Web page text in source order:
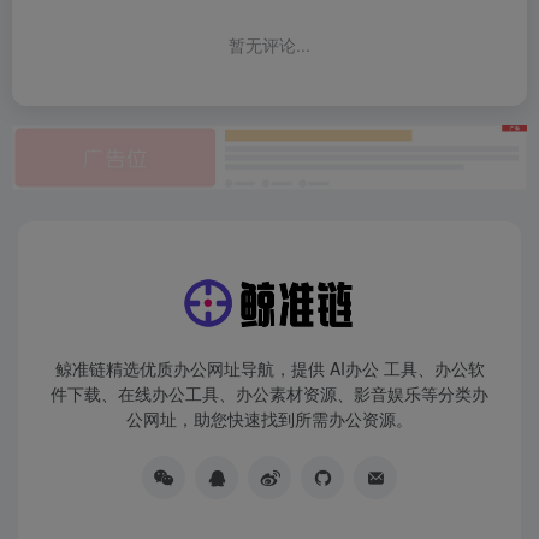
暂无评论...
鲸准链精选优质办公网址导航，提供 AI办公 工具、办公软
件下载、在线办公工具、办公素材资源、影音娱乐等分类办
公网址，助您快速找到所需办公资源。